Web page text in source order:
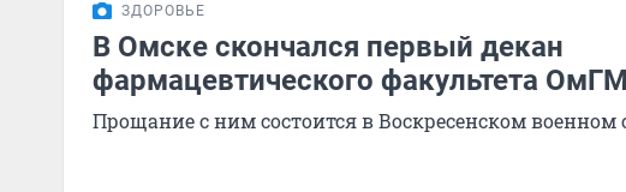
ЗДОРОВЬЕ
В Омске скончался первый декан
фармацевтического факультета
Прощание с ним состоится в Воскресенском военном